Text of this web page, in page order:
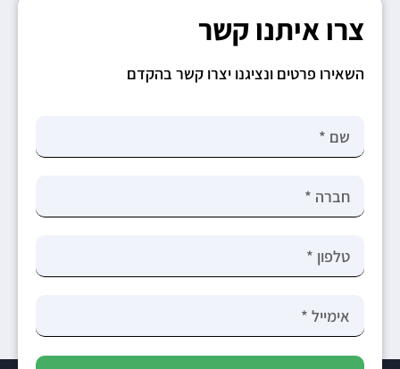
צרו איתנו קשר
השאירו פרטים ונציגנו יצרו קשר בהקדם